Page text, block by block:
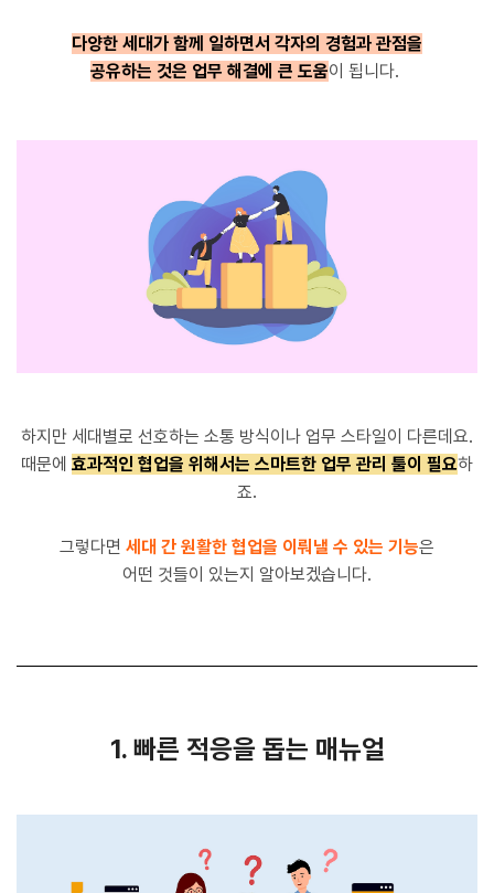
다양한 세대가 함께 일하면서 각자의 경험과 관점을
공유하는 것은 업무 해결에 큰 도움이 됩니다.
하지만 세대별로 선호하는 소통 방식이나 업무 스타일이 다른데요.
때문에 효과적인 협업을 위해서는 스마트한 업무 관리 툴이 필요하
죠.
그렇다면 세대 간 원활한 협업을 이뤄낼 수 있는 기능은
어떤 것들이 있는지 알아보겠습니다.
1. 빠른 적응을 돕는 매뉴얼